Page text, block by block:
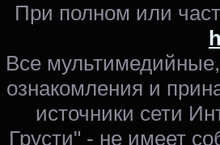
При полном или
Все
ознакомления и
источники сети
Грусти" - не имеет